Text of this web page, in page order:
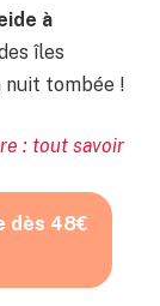
à
îles
nuit tombée !
: tout savoir
dès 48€